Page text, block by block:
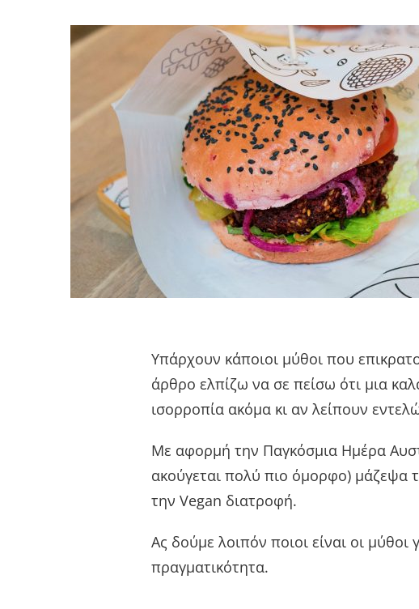
Υπάρχουν κάποιοι μύθοι που
άρθρο ελπίζω να σε πείσω ότι μια
ισορροπία ακόμα κι αν λείπουν
Με αφορμή την Παγκόσμια Ημέρα
ακούγεται πολύ πιο όμορφο) μάζεψα
την Vegan διατροφή.
Ας δούμε λοιπόν ποιοι είναι οι μύθοι
πραγματικότητα.